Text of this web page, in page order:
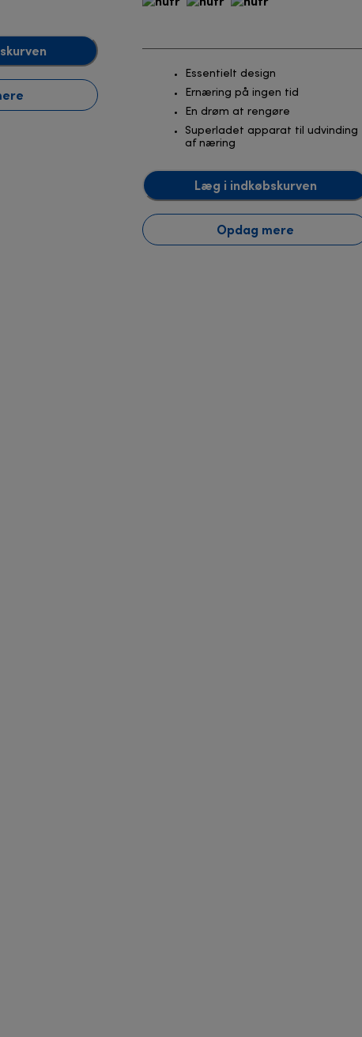
Essentielt design
Ernæring på ingen tid
En drøm at rengøre
Superladet apparat til udvinding
af næring
Læg i indkøbskurven
Opdag mere